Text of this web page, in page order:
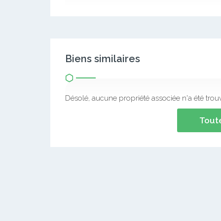
Service immobilier pro